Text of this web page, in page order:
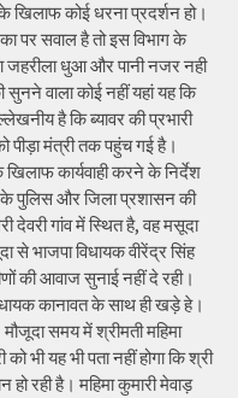
खिलाफ कोई धरना प्रदर्शन हो।
पर सवाल है तो इस विभाग के
जहरीला धुआ और पानी नजर नही
वाला कोई नहीं यहां यह कि
है कि ब्यावर की प्रभारी
पीड़ा मंत्री तक पहुंच गई है।
कार्यवाही करने के निर्देश
के पुलिस और जिला प्रशासन की
देवरी गांव में स्थित है, वह मसूदा
से भाजपा विधायक वीरेंद्र सिंह
की आवाज सुनाई नहीं दे रही।
कानावत के साथ ही खड़े हे।
समय में श्रीमती महिमा
भी यह भी पता नहीं होगा कि श्री
रही है। महिमा कुमारी मेवाड़